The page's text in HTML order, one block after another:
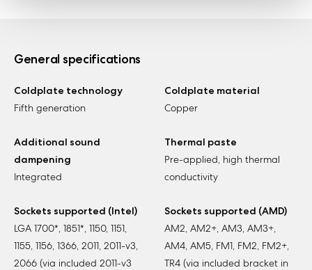
General specifications
Coldplate technology
Fifth generation
Coldplate material
Copper
Additional sound
dampening
Integrated
Thermal paste
Pre-applied, high thermal
conductivity
Sockets supported (Intel)
LGA 1700*, 1851*, 1150, 1151,
1155, 1156, 1366, 2011, 2011-v3,
2066 (via included 2011-v3
Sockets supported (AMD)
AM2, AM2+, AM3, AM3+,
AM4, AM5, FM1, FM2, FM2+,
TR4 (via included bracket in